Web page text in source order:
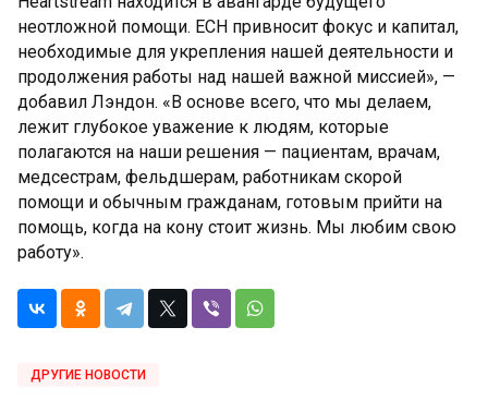
неотложной помощи. ECH привносит фокус и капитал,
необходимые для укрепления нашей деятельности и
продолжения работы над нашей важной миссией», —
добавил Лэндон. «В основе всего, что мы делаем,
лежит глубокое уважение к людям, которые
полагаются на наши решения — пациентам, врачам,
медсестрам, фельдшерам, работникам скорой
помощи и обычным гражданам, готовым прийти на
помощь, когда на кону стоит жизнь. Мы любим свою
работу».
ДРУГИЕ НОВОСТИ